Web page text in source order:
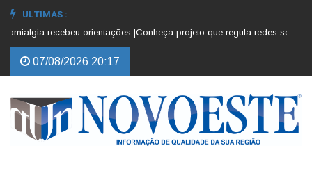
ULTIMAS :
recebeu orientações |Conheça projeto que regula redes sociais
07/08/2026 20:17